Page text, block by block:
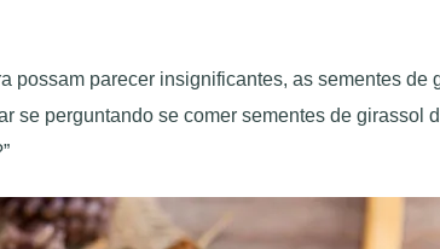
parecer insignificantes, as sementes
perguntando se comer sementes de girassol